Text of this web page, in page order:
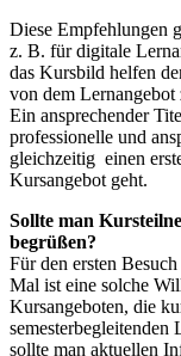
Diese Empfehlungen
z. B. für digitale
das Kursbild helfen
von dem Lernangebot
Ein ansprechender
professionelle und
gleichzeitig einen
Kursangebot geht.
Sollte man
begrüßen?
Für den ersten
Mal ist eine solche
Kursangeboten, die
semesterbegleitenden
sollte man aktuellen